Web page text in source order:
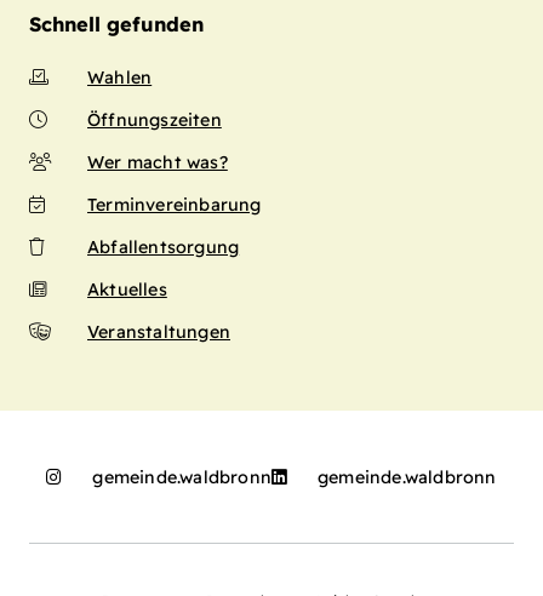
Schnell gefunden
Wahlen
Öffnungszeiten
Wer macht was?
Terminvereinbarung
Abfallentsorgung
Aktuelles
Veranstaltungen
gemeinde.waldbronn gemeinde.waldbronn